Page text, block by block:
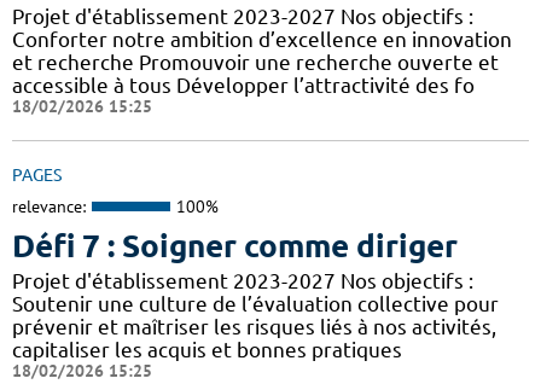
Projet d'établissement 2023-2027 Nos objectifs :
Conforter notre ambition d’excellence en innovation
et recherche Promouvoir une recherche ouverte et
accessible à tous Développer l’attractivité des fo
18/02/2026 15:25
PAGES
relevance: 100%
Défi 7 : Soigner comme diriger
Projet d'établissement 2023-2027 Nos objectifs :
Soutenir une culture de l’évaluation collective pour
prévenir et maîtriser les risques liés à nos activités,
capitaliser les acquis et bonnes pratiques
18/02/2026 15:25